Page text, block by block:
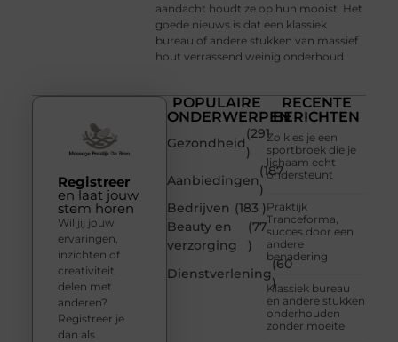
aandacht houdt ze op hun mooist. Het
goede nieuws is dat een klassiek
bureau of andere stukken van massief
hout verrassend weinig onderhoud
POPULAIRE
ONDERWERPEN
Gezondheid
(291
)
Aanbiedingen
(187
)
Bedrijven (183 )
Beauty en
verzorging
(77
)
Dienstverlening
(60
)
RECENTE
BERICHTEN
Zo kies je een
sportbroek die je
lichaam echt
ondersteunt
Praktijk
Tranceforma,
succes door een
andere
benadering
Klassiek bureau
en andere stukken
onderhouden
zonder moeite
Registreer
en laat jouw
stem horen
Wil jij jouw
ervaringen,
inzichten of
creativiteit
delen met
anderen?
Registreer je
dan als